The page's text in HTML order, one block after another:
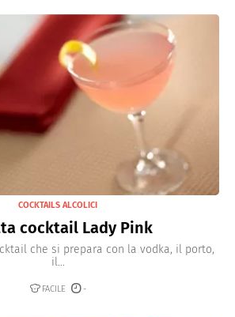
COCKTAILS ALCOLICI
cocktail Lady Pink
che si prepara con la vodka, il porto,
il...
FACILE -